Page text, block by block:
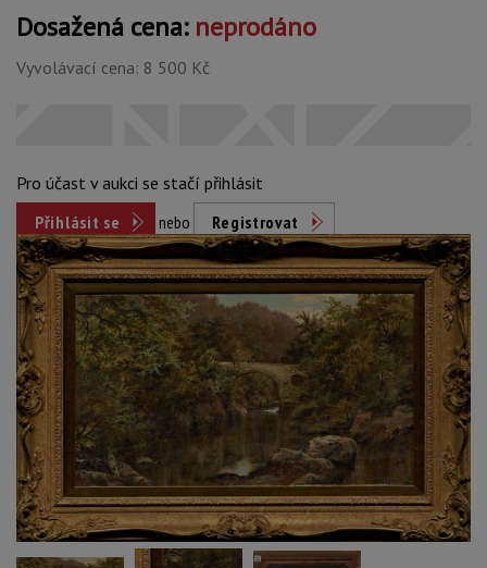
Dosažená cena: neprodáno
Vyvolávací cena: 8 500 Kč
Pro účast v aukci se stačí přihlásit
Přihlásit se
nebo Registrovat